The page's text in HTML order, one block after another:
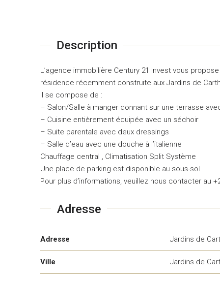
Description
L’agence immobilière Century 21 Invest vous
résidence récemment construite aux Jardins de
Il se compose de :
– Salon/Salle à manger donnant sur une terrasse
– Cuisine entièrement équipée avec un séchoir
– Suite parentale avec deux dressings
– Salle d’eau avec une douche à l’italienne
Chauffage central , Climatisation Split Système
Une place de parking est disponible au sous-sol
Pour plus d’informations, veuillez nous contacter au
Adresse
Adresse Jardins de
Ville Jardins de